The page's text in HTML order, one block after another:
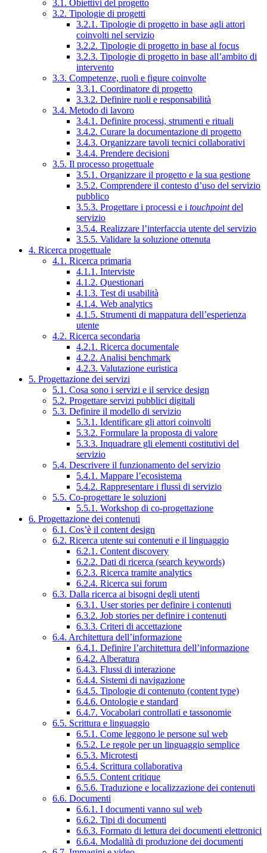
3.1. Obiettivi del progetto
3.2. Tipologie di progetti
3.2.1. Tipologie di progetto in base agli attori
coinvolti nel servizio
3.2.2. Tipologie di progetto in base al focus
3.2.3. Tipologie di progetto in base all’ambito di
intervento
3.3. Competenze, ruoli e figure coinvolte
3.3.1. Coordinatore di progetto
3.3.2. Definire ruoli e responsabilità
3.4. Metodo di lavoro
3.4.1. Definire processi, strumenti e rituali
3.4.2. Curare la documentazione di progetto
3.4.3. Organizzare tavoli tecnici collaborativi
3.4.4. Prendere decisioni
3.5. Il processo progettuale
3.5.1. Organizzare il progetto e la sua gestione
3.5.2. Comprendere il contesto d’uso del servizio
pubblico
3.5.3. Progettare i processi e i touchpointdel
servizio
3.5.4. Realizzare l’interfaccia utente del servizio
3.5.5. Validare la soluzione ottenuta
4. Ricerca progettuale
4.1. Ricerca primaria
4.1.1. Interviste
4.1.2. Questionari
4.1.3. Test di usabilità
4.1.4. Web analytics
4.1.5. Strumenti di mappatura dell’esperienza
utente
4.2. Ricerca secondaria
4.2.1. Ricerca documentale
4.2.2. Analisi benchmark
4.2.3. Valutazione euristica
5. Progettazione dei servizi
5.1. Cosa sono i servizi e il service design
5.2. Progettare servizi pubblici digitali
5.3. Definire il modello di servizio
5.3.1. Identificare gli attori coinvolti
5.3.2. Formulare la proposta di valore
5.3.3. Inquadrare gli elementi costitutivi del
servizio
5.4. Descrivere il funzionamento del servizio
5.4.1. Mappare l’ecosistema
5.4.2. Rappresentare i flussi di servizio
5.5. Co-progettare le soluzioni
5.5.1. Workshop di co-progettazione
6. Progettazione dei contenuti
6.1. Cos’è il content design
6.2. Ricerca utente sui contenuti e il linguaggio
6.2.1. Content discovery
6.2.2. Dati di ricerca (search keywords)
6.2.3. Ricerca tramite analytics
6.2.4. Ricerca sui forum
6.3. Dalla ricerca ai bisogni degli utenti
6.3.1. User stories per definire i contenuti
6.3.2. Job stories per definire i contenuti
6.3.3. Criteri di accettazione
6.4. Architettura dell’informazione
6.4.1. Definire l’architettura dell’informazione
6.4.2. Alberatura
6.4.3. Flussi di interazione
6.4.4. Sistemi di navigazione
6.4.5. Tipologie di contenuto (content type)
6.4.6. Ontologie e standard
6.4.7. Vocabolari controllati e tassonomie
6.5. Scrittura e linguaggio
6.5.1. Come leggono le persone sul web
6.5.2. Le regole per un linguaggio semplice
6.5.3. Microtesti
6.5.4. Scrittura collaborativa
6.5.5. Content critique
6.5.6. Traduzione e localizzazione dei contenuti
6.6. Documenti
6.6.1. I documenti vanno sul web
6.6.2. Tipi di documenti
6.6.3. Formato di lettura dei documenti elettronici
6.6.4. Modalità di produzione dei documenti